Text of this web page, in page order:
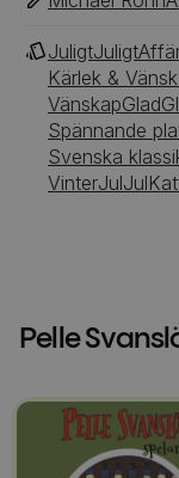
JuligtJuligt
Kärlek &
VänskapGlad
Spännande
Svenska
VinterJulJul
Pelle